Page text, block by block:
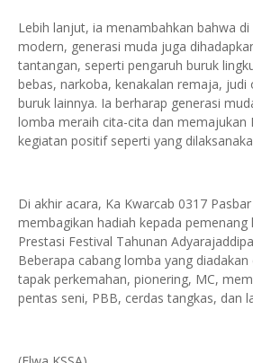
Lebih lanjut, ia menambahkan bahwa
modern, generasi muda juga
tantangan, seperti pengaruh buruk
bebas, narkoba, kenakalan remaja, judi
buruk lainnya. Ia berharap generasi
lomba meraih cita-cita dan memajukan
kegiatan positif seperti yang
Di akhir acara, Ka Kwarcab 0317
membagikan hadiah kepada
Prestasi Festival Tahunan
Beberapa cabang lomba yang
tapak perkemahan, pionering, MC,
pentas seni, PBB, cerdas tangkas, dan